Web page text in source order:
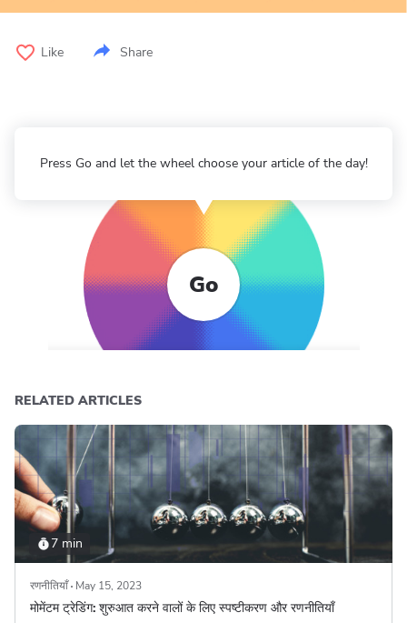
Like Share
Go
Press Go and let the wheel choose your article of the day!
RELATED ARTICLES
7 min
रणनीतियाँ May 15, 2023
मोमेंटम ट्रेडिंग: शुरुआत करने वालों के लिए स्पष्टीकरण और रणनीतियाँ